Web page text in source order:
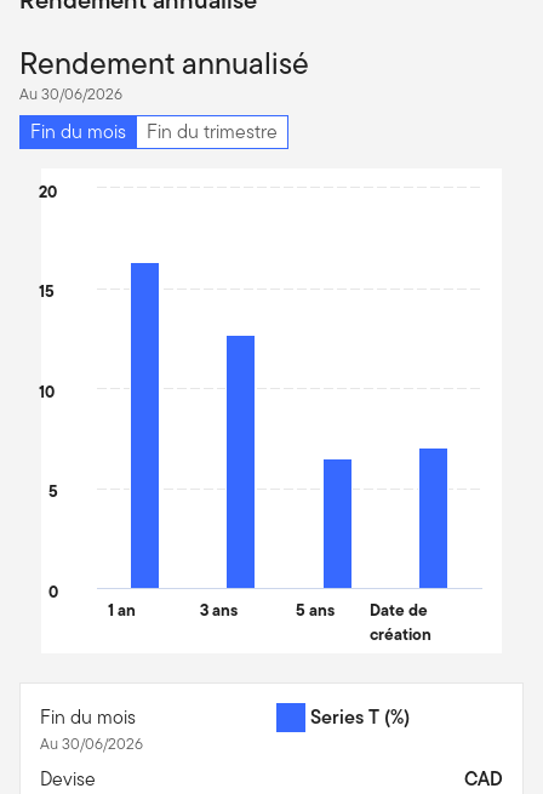
Rendement annualisé
Au 30/06/2026
Fin du mois
Fin du trimestre
The chart has 1 Y axis displaying values. Data ranges from 6.48
1 an 3 ans 5 ans
Date de
création
0
5
10
15
20
Fin du mois
Au 30/06/2026
Series T (%)
Devise
CAD